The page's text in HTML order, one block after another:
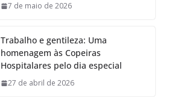
7 de maio de 2026
Trabalho e gentileza: Uma
homenagem às Copeiras
Hospitalares pelo dia especial
27 de abril de 2026